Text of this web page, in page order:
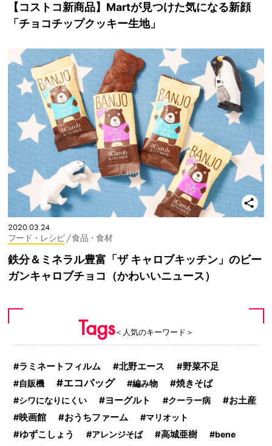
【コストコ新商品】Martが見つけた気になる新顔
「チョコチップクッキー生地」
2020.03.24
フード・レシピ / 食品・食材
鉄分＆ミネラル豊富「ザ キャロブキッチン」のビー
ガンキャロブチョコ（かわいいニュース）
Tags＜人気のキーワード＞
ラミネートフィルム 北野エース 野菜不足
自販機 エコバッグ 編み物 焼きそば
シワになりにくい ヨーグルト クーラー病 お土産
映画館 おうちファーム マリオット
ゆずこしょう アレンジそば 高城亜樹 bene